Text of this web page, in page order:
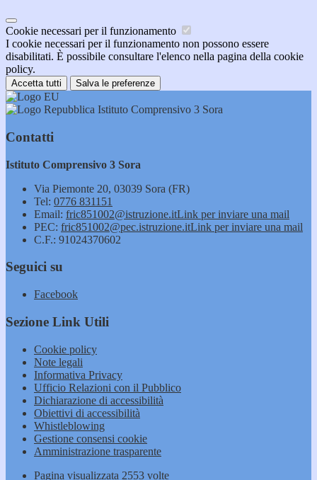
Cookie necessari per il funzionamento
I cookie necessari per il funzionamento non possono essere
disabilitati. È possibile consultare l'elenco nella pagina della cookie
policy.
Accetta tutti Salva le preferenze
Istituto Comprensivo 3 Sora
Contatti
Istituto Comprensivo 3 Sora
Via Piemonte 20, 03039 Sora (FR)
Tel: 0776 831151
Email: fric851002@istruzione.itLink per inviare una mail
PEC: fric851002@pec.istruzione.itLink per inviare una mail
C.F.: 91024370602
Seguici su
Facebook
Sezione Link Utili
Cookie policy
Note legali
Informativa Privacy
Ufficio Relazioni con il Pubblico
Dichiarazione di accessibilità
Obiettivi di accessibilità
Whistleblowing
Gestione consensi cookie
Amministrazione trasparente
Pagina visualizzata 2553 volte